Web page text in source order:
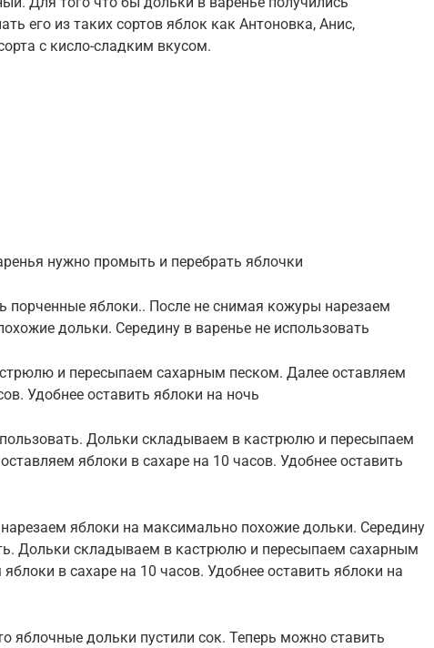
его из таких сортов яблок как Антоновка, Анис,
с кисло-сладким вкусом.
нужно промыть и перебрать яблочки
порченные яблоки.. После не снимая кожуры нарезаем
дольки. Середину в варенье не использовать
и пересыпаем сахарным песком. Далее оставляем
Удобнее оставить яблоки на ночь
Дольки складываем в кастрюлю и пересыпаем
яблоки в сахаре на 10 часов. Удобнее оставить
яблоки на максимально похожие дольки. Середину
Дольки складываем в кастрюлю и пересыпаем сахарным
в сахаре на 10 часов. Удобнее оставить яблоки на
яблочные дольки пустили сок. Теперь можно ставить